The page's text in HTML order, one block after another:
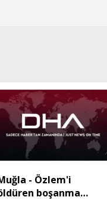
- Özlem'i
boşanma